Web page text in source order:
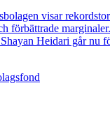
visar
förbättrade
Heidari går nu